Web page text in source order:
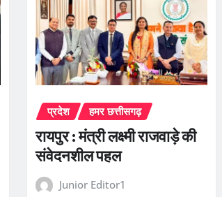
प्रदेश हमर छत्तीसगढ़
रायपुर : मंत्री लक्ष्मी राजवाड़े की
संवेदनशील पहल
Junior Editor1